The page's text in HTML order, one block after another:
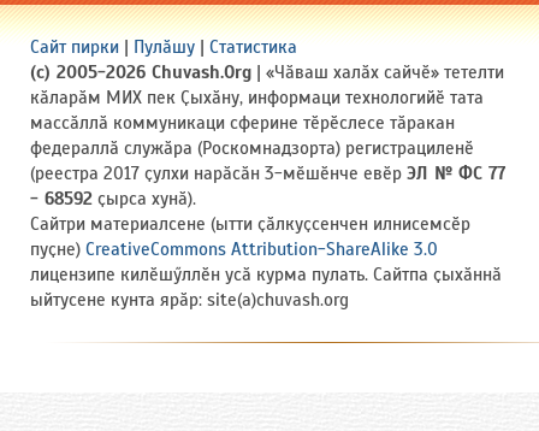
Сайт пирки | Пулӑшу | Статистика
(c) 2005-2026 Chuvash.Org | «Чӑваш халӑх сайчӗ» тетелти
кӑларӑм МИХ пек Ҫыхӑну, информаци технологийӗ тата
массӑллӑ коммуникаци сферине тӗрӗслесе тӑракан
федераллӑ служӑра (Роскомнадзорта) регистрациленӗ
(реестра 2017 ҫулхи нарӑсӑн 3-мӗшӗнче евӗр ЭЛ № ФС 77
- 68592 ҫырса хунӑ).
Сайтри материалсене (ытти ҫӑлкуҫсенчен илнисемсӗр
пуҫне) CreativeCommons Attribution-ShareAlike 3.0
лицензипе килӗшӳллӗн усӑ курма пулать. Сайтпа ҫыхӑннӑ
ыйтусене кунта ярӑр: site(a)chuvash.org